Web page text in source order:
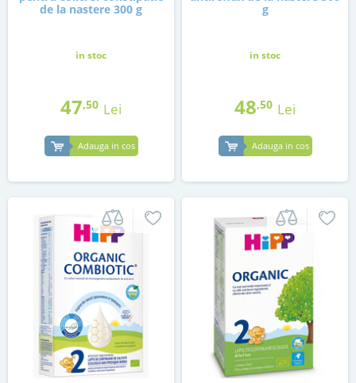
de la nastere 300 g
in stoc
47,50 Lei
Adauga in cos
g
in stoc
48,50 Lei
Adauga in cos